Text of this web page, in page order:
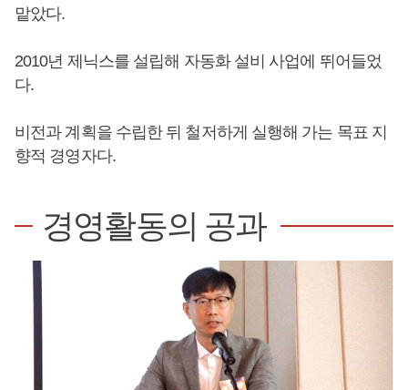
맡았다.
2010년 제닉스를 설립해 자동화 설비 사업에 뛰어들었
다.
비전과 계획을 수립한 뒤 철저하게 실행해 가는 목표 지
향적 경영자다.
경영활동의 공과